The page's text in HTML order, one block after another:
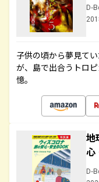
D-
子供の頃から夢見て
が、島で出合うトロ
憶。
地
心
D-